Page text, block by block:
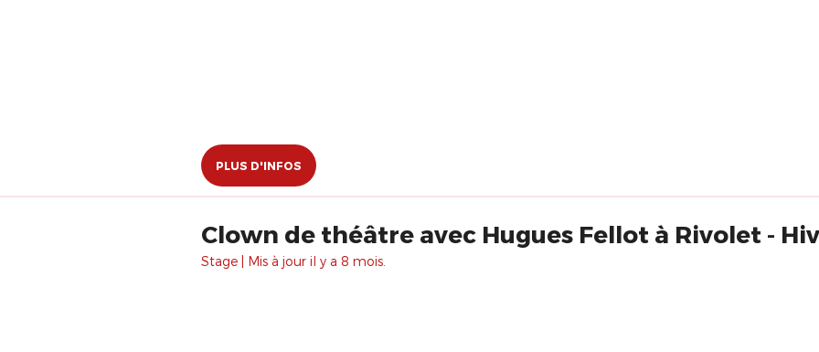
PLUS D'INFOS
Clown de théâtre avec Hugues Fellot à Rivolet -
Stage | Mis à jour il y a 8 mois.